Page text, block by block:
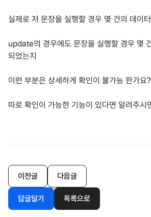
실제로 저 문장을 실행할 경우 몇 건의 데이
update의 경우에도 문장을 실행할 경우 몇
되었는지
이런 부분은 상세하게 확인이 불가능 한가요?
따로 확인이 가능한 기능이 있다면 알려주시
이전글 다음글
답글달기 목록으로